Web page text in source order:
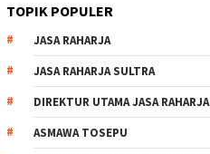
TOPIK POPULER
JASA RAHARJA
JASA RAHARJA SULTRA
DIREKTUR UTAMA JASA RAHARJA
ASMAWA TOSEPU